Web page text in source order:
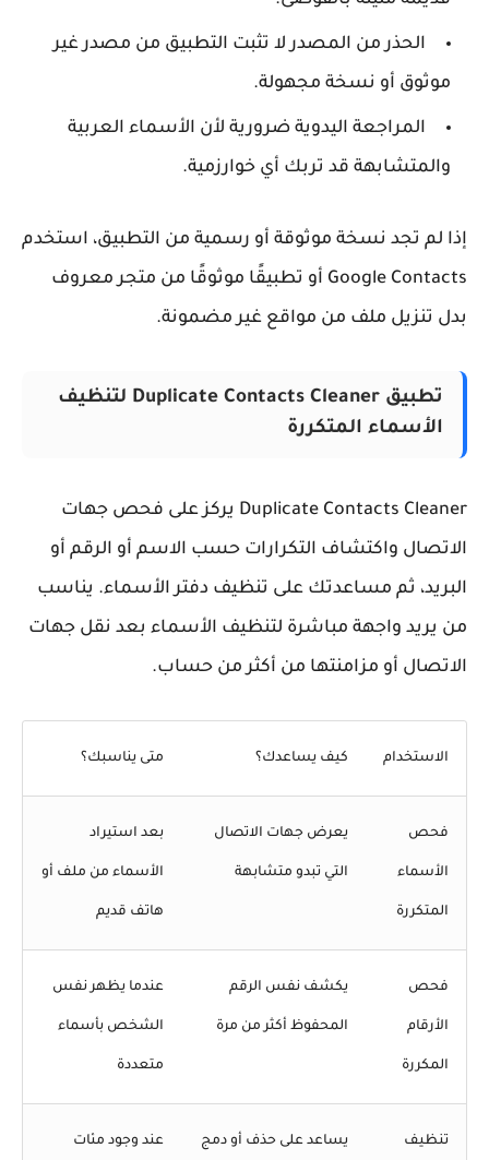
الحذر من المصدرلا تثبت التطبيق من مصدر غير
موثوق أو نسخة مجهولة.
المراجعة اليدويةضرورية لأن الأسماء العربية
والمتشابهة قد تربك أي خوارزمية.
لم تجد نسخة موثوقة أو رسمية من التطبيق، استخدم
Google Contacts أو تطبيقًا موثوقًا من متجر معروف
تنزيل ملف من مواقع غير مضمونة.
تطبيق Duplicate Contacts Cleaner لتنظيف
الأسماء المتكررة
Duplicate Contacts Cleaner يركز على فحص جهات
واكتشاف التكرارات حسب الاسم أو الرقم أو
ثم مساعدتك على تنظيف دفتر الأسماء. يناسب
يريد واجهة مباشرة لتنظيف الأسماء بعد نقل جهات
أو مزامنتها من أكثر من حساب.
الاستخدام كيف يساعدك؟ متى يناسبك؟
فحص
الأسماء
المتكررة
يعرض جهات الاتصال
التي تبدو متشابهة
بعد استيراد
الأسماء من ملف أو
هاتف قديم
فحص
الأرقام
المكررة
يكشف نفس الرقم
المحفوظ أكثر من مرة
عندما يظهر نفس
الشخص بأسماء
متعددة
تنظيف يساعد على حذف أو دمج عند وجود مئات